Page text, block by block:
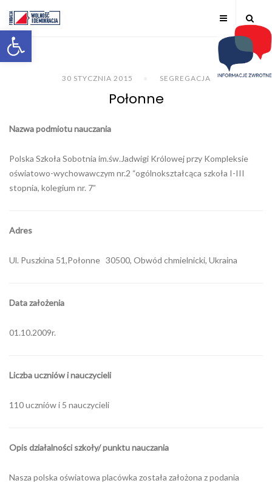
Otwórz pasek narzędzi
30 STYCZNIA 2015 SEGREGACJA
Połonne
Nazwa podmiotu nauczania
Polska Szkoła Sobotnia im.św.Jadwigi Królowej przy Kompleksie
oświatowo-wychowawczym nr.2 “ogólnokształcąca szkoła I-III
stopnia, kolegium nr. 7”
Adres
Ul. Puszkina 51,Połonne 30500, Obwód chmielnicki, Ukraina
Data założenia
01.10.2009r.
Liczba uczniów i nauczycieli
110 uczniów i 5 nauczycieli
Opis działalności szkoły/ punktu nauczania
Nasza polska oświatowa placówka została założona z podania